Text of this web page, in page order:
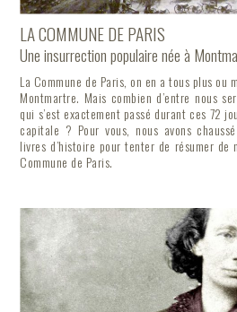
LA COMMUNE DE PARIS
Une insurrection populaire née à
La Commune de Paris, on en a tous plus ou
Montmartre. Mais combien d’entre nous
qui s’est exactement passé durant ces 72
capitale ? Pour vous, nous avons
livres d’histoire pour tenter de résumer de
Commune de Paris.